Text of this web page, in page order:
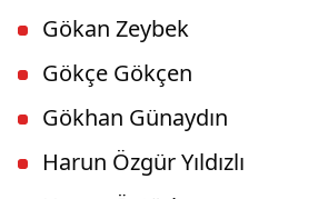
Gökan Zeybek
Gökçe Gökçen
Gökhan Günaydın
Harun Özgür Yıldızlı